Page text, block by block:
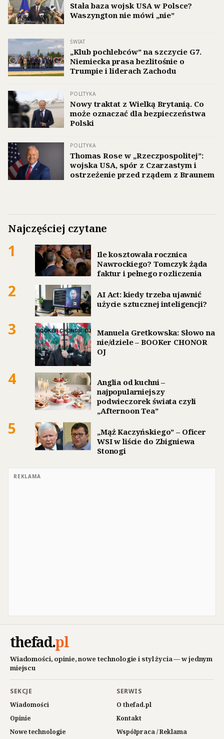
Stała baza wojsk USA w Polsce?
Waszyngton nie mówi „nie”
ŚWIAT
„Klub pochlebców” na szczycie G7.
Niemiecka prasa bezlitośnie o
Trumpie i liderach Zachodu
POLITYKA
Nowy traktat z Wielką Brytanią. Co
może oznaczać dla bezpieczeństwa
Polski
POLITYKA
Thomas Rose w „Rzeczpospolitej”:
wojska USA, spór z Czarzastym i
ostrzeżenie przed rządem z Braunem
Najczęściej czytane
1
Ile kosztowała rocznica
Nawrockiego? Tomczyk żąda
faktur i pełnego rozliczenia
2
AI Act: kiedy trzeba ujawnić
użycie sztucznej inteligencji?
3
Manuela Gretkowska: Słowo na
nie/dziele – BOOKer CHONOR
OJ
4
Anglia od kuchni –
najpopularniejszy
podwieczorek świata czyli
„Afternoon Tea”
5
„Mąż Kaczyńskiego” – Oficer
WSI w liście do Zbigniewa
Stonogi
REKLAMA
thefad.pl
Wiadomości, opinie, nowe technologie i styl życia — w jednym
miejscu
SEKCJE
Wiadomości
Opinie
Nowe technologie
SERWIS
O thefad.pl
Kontakt
Współpraca / Reklama